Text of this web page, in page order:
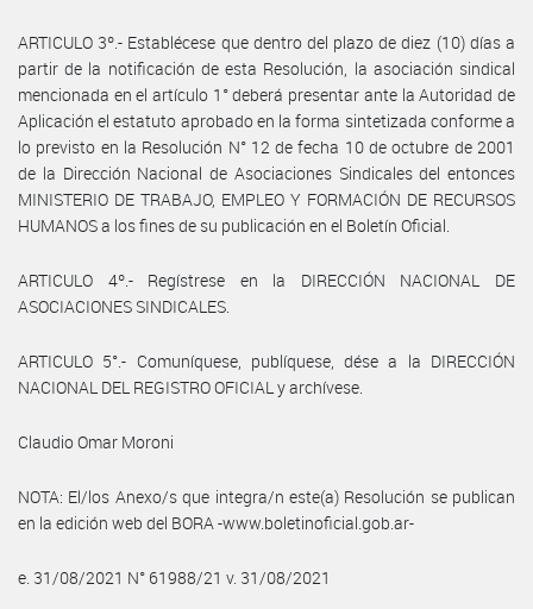
ARTICULO 3º.- Establécese que dentro del plazo de diez (10) días a
partir de la notificación de esta Resolución, la asociación sindical
mencionada en el artículo 1° deberá presentar ante la Autoridad de
Aplicación el estatuto aprobado en la forma sintetizada conforme a
lo previsto en la Resolución N° 12 de fecha 10 de octubre de 2001
de la Dirección Nacional de Asociaciones Sindicales del entonces
MINISTERIO DE TRABAJO, EMPLEO Y FORMACIÓN DE RECURSOS
HUMANOS a los fines de su publicación en el Boletín Oficial.
ARTICULO 4º.- Regístrese en la DIRECCIÓN NACIONAL DE
ASOCIACIONES SINDICALES.
ARTICULO 5°.- Comuníquese, publíquese, dése a la DIRECCIÓN
NACIONAL DEL REGISTRO OFICIAL y archívese.
Claudio Omar Moroni
NOTA: El/los Anexo/s que integra/n este(a) Resolución se publican
en la edición web del BORA -www.boletinoficial.gob.ar-
e. 31/08/2021 N° 61988/21 v. 31/08/2021